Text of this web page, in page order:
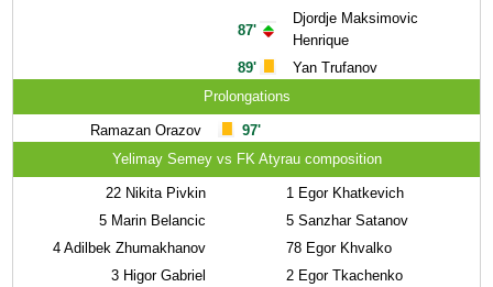
87'
89'
Djordje Maksimovic
Henrique
Yan Trufanov
Prolongations
Ramazan Orazov
97'
Yelimay Semey vs FK Atyrau composition
22 Nikita Pivkin
5 Marin Belancic
4 Adilbek Zhumakhanov
3 Higor Gabriel
1 Egor Khatkevich
5 Sanzhar Satanov
78 Egor Khvalko
2 Egor Tkachenko